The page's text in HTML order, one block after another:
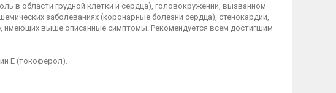
в области грудной клетки и сердца), головокружении, вызванном
заболеваниях (коронарные болезни сердца), стенокардии,
имеющих выше описанные симптомы. Рекомендуется всем достигшим
Е (токоферол).